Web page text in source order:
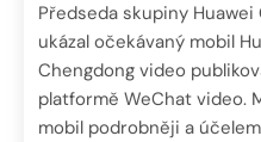
Předseda skupiny
ukázal očekávaný mobil
Chengdong video
platformě WeChat video.
mobil podrobněji a